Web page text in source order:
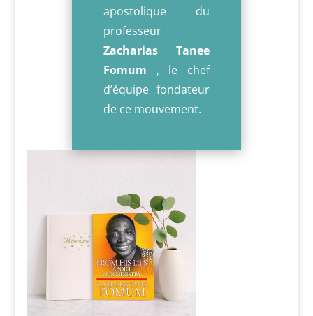
apostolique du
professeur
Zacharias Tanee
Fomum , le chef
d’équipe fondateur
de ce mouvement.